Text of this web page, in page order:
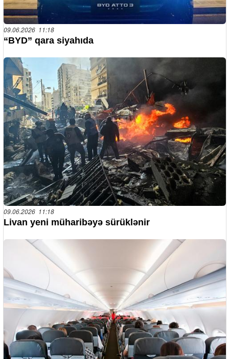
09.06.2026 11:18
“BYD” qara siyahıda
09.06.2026 11:18
Livan yeni müharibəyə sürüklənir